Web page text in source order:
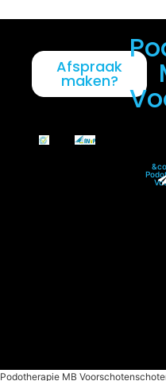
Afspraak
maken?
Podotherapie MB